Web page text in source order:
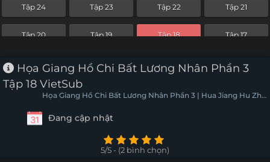
Tập 24 Tập 23 Tập 22 Tập 21
Tập 20 Tập 19 Tập 18 Tập 17
Tập 16 Tập 15 Tập 14 Tập 13
Tập 12 Tập 11
Tập 8 Tập 7
Tập 3 Tập 2
Họa Giang Hồ Chi Bất Lương Nhân Phần 3
Tập 18 VietSub
Họa Giang Hồ Chi Bất Lương Nhân Phần 3 | Hua Jiang Hu Zhi
Đang cập nhật
5/5 - (2 bình chọn)